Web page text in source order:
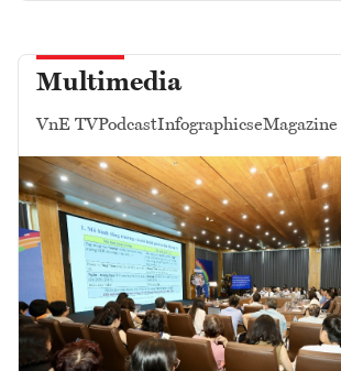
Multimedia
VnE TVPodcastInfographicseMagazine